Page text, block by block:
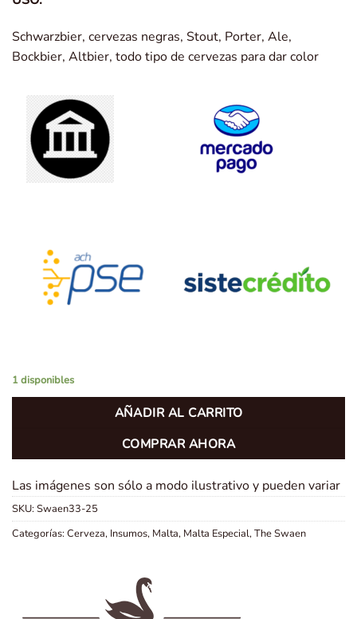
Schwarzbier, cervezas negras, Stout, Porter, Ale,
Bockbier, Altbier, todo tipo de cervezas para dar color
1 disponibles
AÑADIR AL CARRITO
COMPRAR AHORA
Las imágenes son sólo a modo ilustrativo y pueden variar
SKU: Swaen33-25
Categorías: Cerveza, Insumos, Malta, Malta Especial,The Swaen